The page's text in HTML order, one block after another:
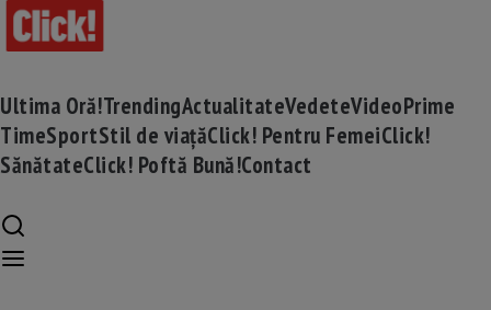
Ultima Oră!TrendingActualitateVedeteVideoPrime
TimeSportStil de viațăClick! Pentru FemeiClick!
SănătateClick! Poftă Bună!Contact